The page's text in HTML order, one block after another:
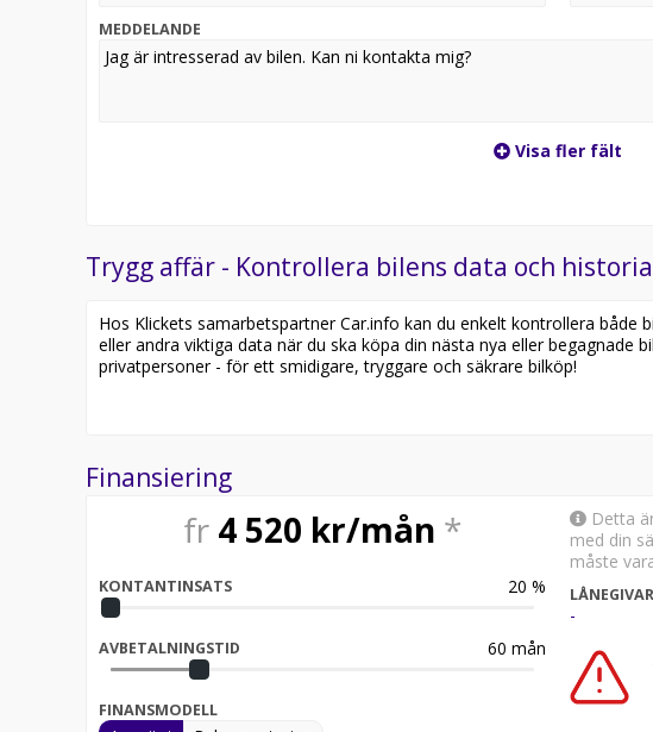
Komfortpaket
Garantiförlängning 1 år / 90 000 km
Fabriksny
Kontakta mig på 090153977 för mer information eller visning!
MEDDELANDE
Visa fler fält
Trygg affär - Kontrollera bilens data och
Hos Klickets samarbetspartner Car.info kan du enkelt kontrollera både
eller andra viktiga data när du ska köpa din nästa nya eller begagnade
privatpersoner - för ett smidigare, tryggare och säkrare bilköp!
Finansiering
fr 4 520 kr/mån *
KONTANTINSATS 20 %
AVBETALNINGSTID 60 mån
FINANSMODELL
Detta
med din
måste
-